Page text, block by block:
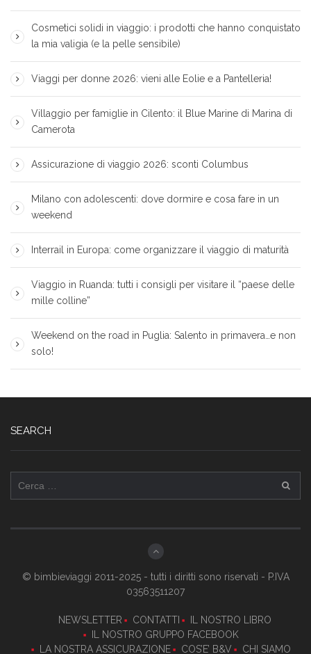
Cosmetici solidi in viaggio: i prodotti che hanno conquistato
la mia valigia (e la pelle sensibile)
Viaggi per donne 2026: vieni alle Eolie e a Pantelleria!
Villaggio per famiglie in Cilento: il Blue Marine di Marina di
Camerota
Assicurazione di viaggio 2026: sconti Columbus
Milano con adolescenti: dove dormire e cosa fare in un
weekend
Interrail in Europa: come organizzare il viaggio di maturità
Viaggio in Ruanda: tutti i consigli per visitare il “paese delle
mille colline”
Weekend on the road in Puglia: Salento in primavera…e non
solo!
SEARCH
per:
© bimbieviaggi 2011-2025 - tutti i diritti sono riservati - P.IVA
03563511207
NEWSLETTER CONTATTI
IL NOSTRO LIBRO
IL NOSTRO GRUPPO FACEBOOK
LA NOSTRA ASSICURAZIONE
COS’E’ B&V CHI SIAMO